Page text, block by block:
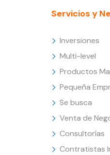
Servicios y
Inversiones
Multi-level
Productos
Pequeña
Se busca
Venta de
Consultorías
Contratistas